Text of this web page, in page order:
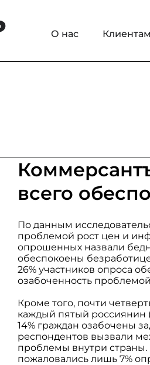
О нас Клиентам
всего
По данным
проблемой рост цен и
опрошенных назвали
обеспокоены
26% участников опроса
озабоченность
Кроме того, почти
каждый пятый россиянин
14% граждан озабочены
респондентов вызвали
проблемы внутри страны.
пожаловались лишь 7%